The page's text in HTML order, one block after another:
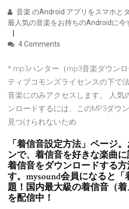
音楽 のAndroid アプリをスマホと
最人気の音楽をお持ちのAndroidに今
4 Comments
* mp3ハンター（mp3音楽ダウン
ティブコモンズライセンスの下で
音楽にのみアクセスします。 人気
ンロードするには、このMP3ダウ
見つけられないため
「着信音設定方法」ページ
ンで、着信音を好きな楽曲
着信音をダウンロードする
す。mysound会員になると
題！国内最大級の着信音（
を配信中！